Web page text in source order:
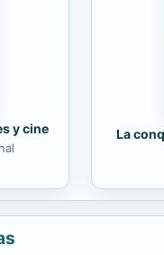
y cine
La